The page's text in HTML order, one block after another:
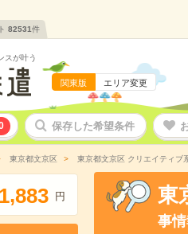
82531件
スが叶う
関東版 エリア変更
保存した希望条件
東京都文京区 東京都文京区 クリエイティブ
1,883 円 東
事